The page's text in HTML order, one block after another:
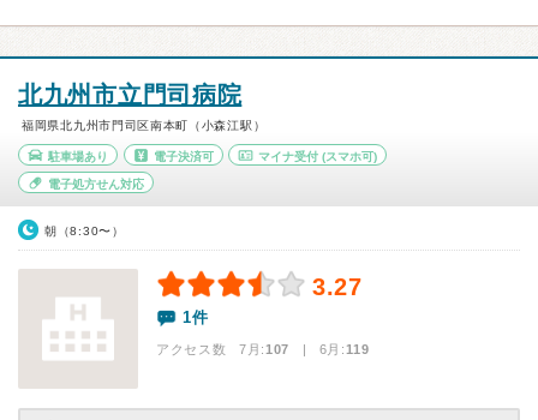
北九州市立門司病院
福岡県北九州市門司区南本町（小森江駅）
駐車場あり 電子決済可 マイナ受付 (スマホ可)
電子処方せん対応
朝（8:30〜）
3.27
1件
アクセス数 7月:107 | 6月:119